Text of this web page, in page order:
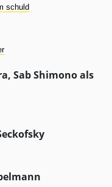
schuld
Sab Shimono als